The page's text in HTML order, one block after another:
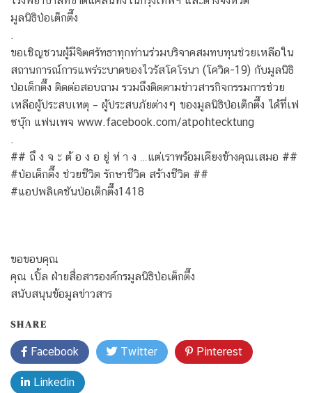
มูลนิธิป่อเต็กตึ๊ง
.
ขอเชิญชวนผู้มีจิตศรัทธาทุกท่านร่วมบริจาคสมทบทุนช่วยเหลือใน
สถานการณ์การแพร่ระบาดของไวรัสโคโรนา (โควิด-19) กับมูลนิธิ
ป่อเต็กตึ๊ง ติดต่อสอบถาม รวมถึงติดตามข่าวสารกิจกรรมการช่วย
เหลือผู้ประสบเหตุ – ผู้ประสบภัยต่างๆ ของมูลนิธิป่อเต็กตึ๊ง ได้ที่เฟ
ซบุ๊ก แฟนเพจ www.facebook.com/atpohtecktung
.
## ถึ ง จ ะ ต้ อ ง อ ยู่ ห่ า ง …แต่เราพร้อมเคียงข้างคุณเสมอ ##
#ป่อเต็กตึ๊ง ช่วยชีวิต รักษาชีวิต สร้างชีวิต ##
#แอปพลิเคชันป่อเต็กตึ๊ง1418
ขอขอบคุณ
คุณ เปิ้ล ฝ่ายสื่อสารองค์กรมูลนิธิป่อเต็กตึ๊ง
สนับสนุนข้อมูลข่าวสาร
SHARE
Facebook Twitter Pinterest
Linkedin